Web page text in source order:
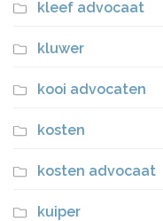
kleef advocaat
kluwer
kooi advocaten
kosten
kosten advocaat
kuiper